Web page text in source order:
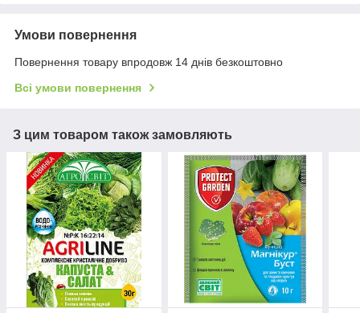
Умови повернення
Повернення товару впродовж 14 днів безкоштовно
Всі умови повернення
З цим товаром також замовляють